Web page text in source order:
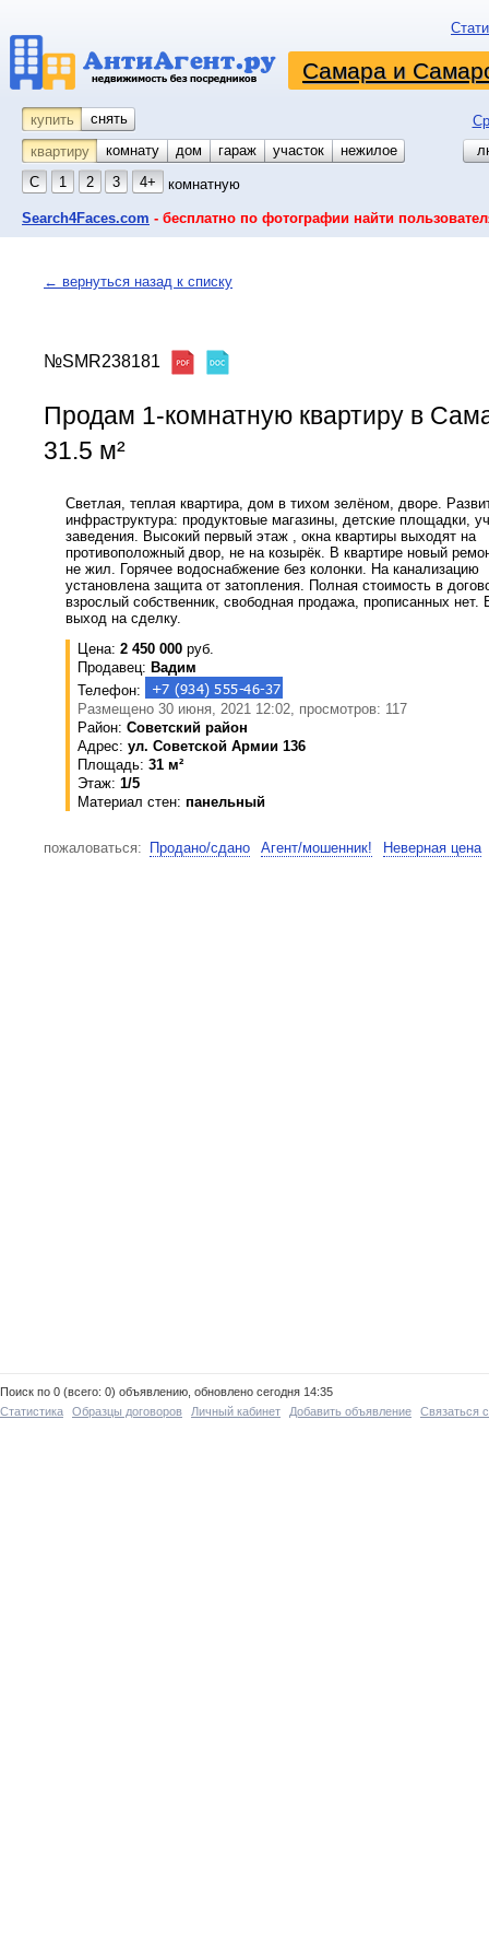
Самара и
купить снять
квартиру
комнату койко-место
дом гараж участок
нежилое
С
1 2 3 4+ комнатную
Search4Faces.com - бесплатно по фотографии найти
← вернуться назад к списку
№SMR238181
Продам 1-комнатную квартиру в
31.5 м²
Светлая, теплая квартира, дом в тихом зелёном, дворе.
инфраструктура: продуктовые магазины, детские площадки,
заведения. Высокий первый этаж , окна квартиры выходят на
противоположный двор, не на козырёк. В квартире новый
не жил. Горячее водоснабжение без колонки. На канализацию
установлена защита от затопления. Полная стоимость в
взрослый собственник, свободная продажа, прописанных нет.
выход на сделку.
Цена: 2 450 000 руб.
Продавец: Вадим
Телефон:
Размещено 30 июня, 2021 12:02, просмотров: 117
Район: Советский район
Адрес: ул. Советской Армии 136
Площадь: 31 м²
Этаж: 1/5
Материал стен: панельный
пожаловаться: Продано/сдано Агент/мошенник! Неверная цена
Поиск по 0 (всего: 0) объявлению, обновлено сегодня 14:35
Статистика
Образцы договоров Личный кабинет Добавить объявление Связаться